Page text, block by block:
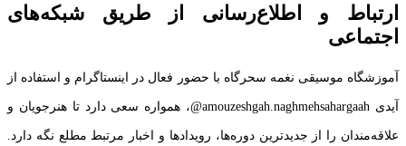
ارتباط و اطلاع‌رسانی از طریق شبکه‌های
اجتماعی
آموزشگاه موسیقی نغمه سحرگاه با حضور فعال در اینستاگرام و استفاده از
آیدی amouzeshgah.naghmehsahargaah@، همواره سعی دارد تا هنرجویان و
علاقه‌مندان را از جدیدترین دوره‌ها، رویدادها و اخبار مرتبط مطلع نگه دارد.